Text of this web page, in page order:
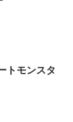
トモンスタ